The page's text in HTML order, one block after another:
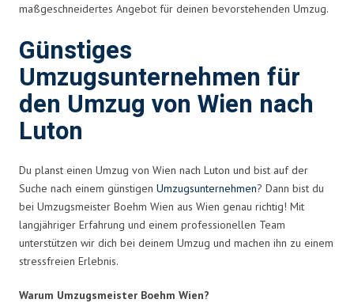
maßgeschneidertes Angebot für deinen bevorstehenden Umzug.
Günstiges
Umzugsunternehmen für
den Umzug von Wien nach
Luton
Du planst einen Umzug von Wien nach Luton und bist auf der
Suche nach einem günstigen Umzugsunternehmen? Dann bist du
bei Umzugsmeister Boehm Wien aus Wien genau richtig! Mit
langjähriger Erfahrung und einem professionellen Team
unterstützen wir dich bei deinem Umzug und machen ihn zu einem
stressfreien Erlebnis.
Warum Umzugsmeister Boehm Wien?